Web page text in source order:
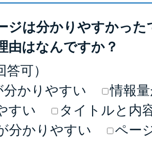
ジは分かりやすかっ
由はなんですか？
答可）
分かりやすい
情報
すい
タイトルと内
分かりやすい
ペー